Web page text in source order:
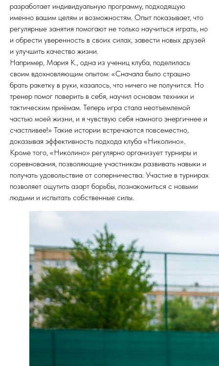
разработает индивидуальную программу, подходящую
именно вашим целям и возможностям. Опыт показывает, что
регулярные занятия помогают не только научиться играть, но
и обрести уверенность в своих силах, завести новых друзей
и улучшить качество жизни.
Например, Мария К., одна из учениц клуба, поделилась
своим вдохновляющим опытом: «Сначала было страшно
брать ракетку в руки, казалось, что ничего не получится. Но
тренер помог поверить в себя, научил основам техники и
тактическим приёмам. Теперь игра стала неотъемлемой
частью моей жизни, и я чувствую себя намного энергичнее и
счастливее!» Такие истории встречаются повсеместно,
доказывая эффективность подхода клуба «Николино».
Кроме того, «Николино» регулярно организует турниры и
соревнования, позволяющие участникам развивать навыки и
получать удовольствие от соперничества. Участие в турнирах
позволяет ощутить азарт борьбы, познакомиться с новыми
людьми и испытать собственные силы.